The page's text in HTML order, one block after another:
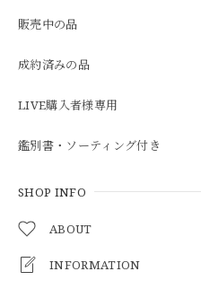
販売中の品
成約済みの品
LIVE購入者様専用
鑑別書・ソーティング付き
SHOP INFO
ABOUT
INFORMATION